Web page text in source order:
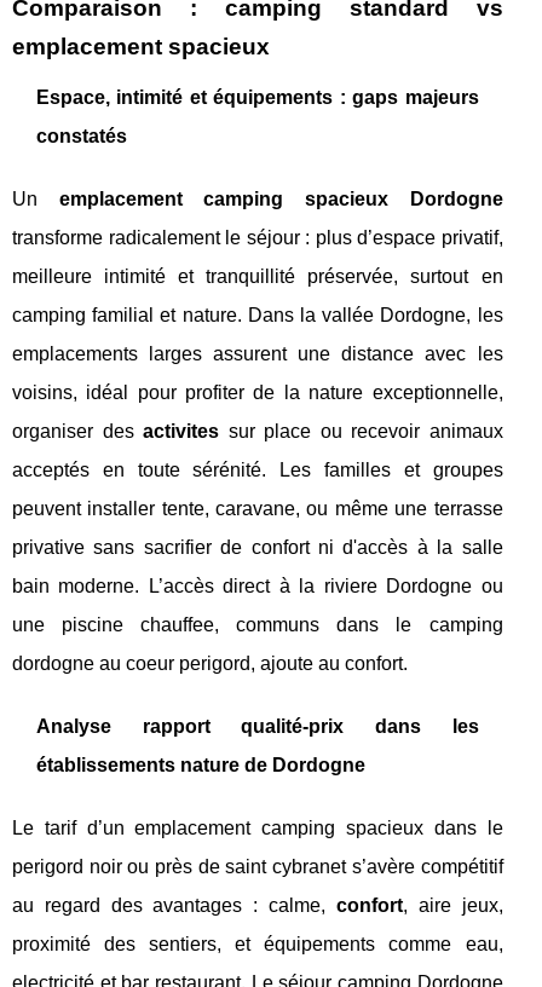
Comparaison : camping standard vs
emplacement spacieux
Espace, intimité et équipements : gaps majeurs
constatés
Un emplacement camping spacieux Dordogne
transforme radicalement le séjour : plus d’espace privatif,
meilleure intimité et tranquillité préservée, surtout en
camping familial et nature. Dans la vallée Dordogne, les
emplacements larges assurent une distance avec les
voisins, idéal pour profiter de la nature exceptionnelle,
organiser desactivites sur place ou recevoir animaux
acceptés en toute sérénité. Les familles et groupes
peuvent installer tente, caravane, ou même une terrasse
privative sans sacrifier de confort ni d'accès à la salle
bain moderne. L’accès direct à la riviere Dordogne ou
une piscine chauffee, communs dans le camping
dordogne au coeur perigord, ajoute au confort.
Analyse rapport qualité-prix dans les
établissements nature de Dordogne
Le tarif d’un emplacement camping spacieux dans le
perigord noir ou près de saint cybranet s’avère compétitif
au regard des avantages : calme, confort, aire jeux,
proximité des sentiers, et équipements comme eau,
electricité et bar restaurant. Le séjour camping Dordogne